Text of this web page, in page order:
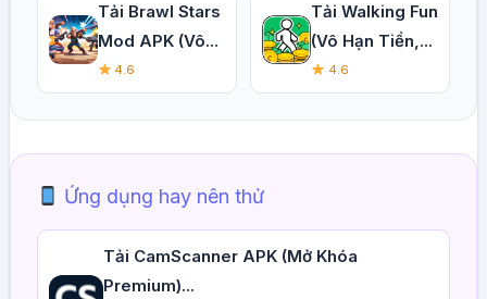
Tải Brawl Stars
Mod APK (Vô...
4.6
Tải Walking Fun
(Vô Hạn Tiền,...
4.6
Ứng dụng hay nên thử
Tải CamScanner APK (Mở Khóa
Premium)...